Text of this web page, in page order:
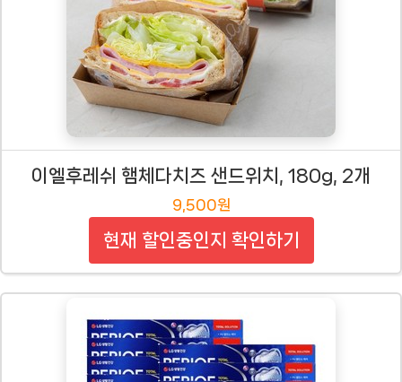
이엘후레쉬 햄체다치즈 샌드위치, 180g, 2개
9,500원
현재 할인중인지 확인하기